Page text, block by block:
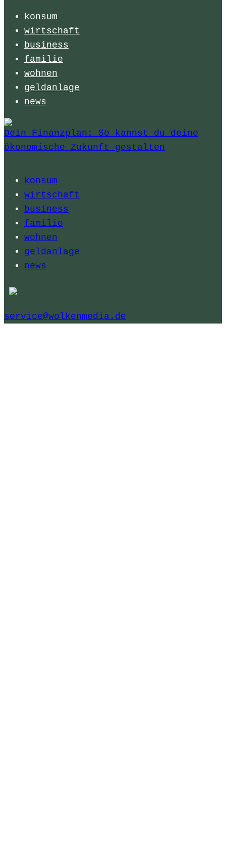
konsum
wirtschaft
business
familie
wohnen
geldanlage
news
Dein Finanzplan: So kannst du deine
ökonomische Zukunft gestalten
konsum
wirtschaft
business
familie
wohnen
geldanlage
news
service@wolkenmedia.de